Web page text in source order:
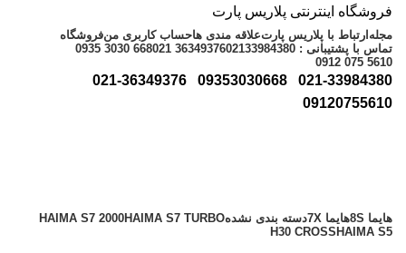
فروشگاه اینترنتی پلاریس پارت
مجله ارتباط با پلاریس پارتعلاقه مندی هاحساب کاربری منفروشگاه
تماس با پشتیبانی : 02133984380
021 36349376
0935 3030 668
0912 075 5610
021-33984380
09353030668
021-36349376
09120755610
هایما 8S هایما 7X دسته بندی نشدهHAIMA S7 TURBO
HAIMA S7 2000
HAIMA S5
H30 CROSS